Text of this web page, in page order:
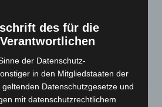
in Neuwarmbüchen schnell
neue Notfallsanitäter starten beim
des für die
der Datenschutz-
in den Mitgliedstaaten der
Datenschutzgesetze und
mit datenschutzrechtlichem